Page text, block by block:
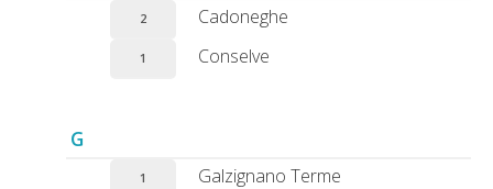
2 Cadoneghe
1 Conselve
G
1 Galzignano Terme